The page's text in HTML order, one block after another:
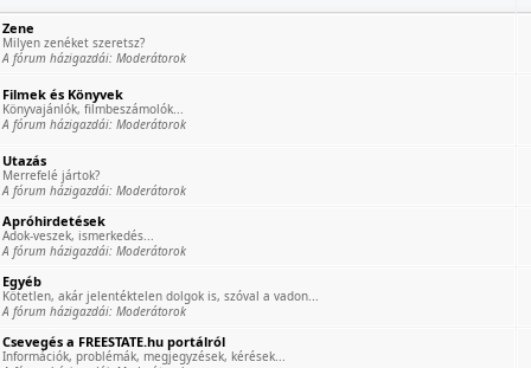
Zene
Milyen zenéket szeretsz?
A fórum házigazdái: Moderátorok
Filmek és Könyvek
Könyvajánlók, filmbeszámolók...
A fórum házigazdái: Moderátorok
Utazás
Merrefelé jártok?
A fórum házigazdái: Moderátorok
Apróhirdetések
Adok-veszek, ismerkedés...
A fórum házigazdái: Moderátorok
Egyéb
Kötetlen, akár jelentéktelen dolgok is, szóval a vadon...
A fórum házigazdái: Moderátorok
Csevegés a FREESTATE.hu portálról
Információk, problémák, megjegyzések, kérések...